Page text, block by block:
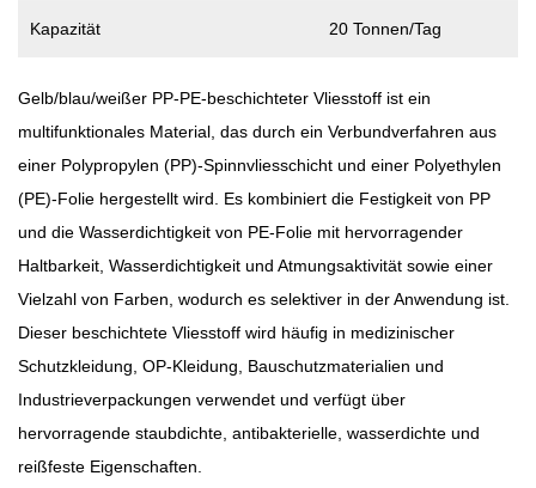
Kapazität 20 Tonnen/Tag
Gelb/blau/weißer PP-PE-beschichteter Vliesstoff ist ein
multifunktionales Material, das durch ein Verbundverfahren aus
einer Polypropylen (PP)-Spinnvliesschicht und einer Polyethylen
(PE)-Folie hergestellt wird. Es kombiniert die Festigkeit von PP
und die Wasserdichtigkeit von PE-Folie mit hervorragender
Haltbarkeit, Wasserdichtigkeit und Atmungsaktivität sowie einer
Vielzahl von Farben, wodurch es selektiver in der Anwendung ist.
Dieser beschichtete Vliesstoff wird häufig in medizinischer
Schutzkleidung, OP-Kleidung, Bauschutzmaterialien und
Industrieverpackungen verwendet und verfügt über
hervorragende staubdichte, antibakterielle, wasserdichte und
reißfeste Eigenschaften.